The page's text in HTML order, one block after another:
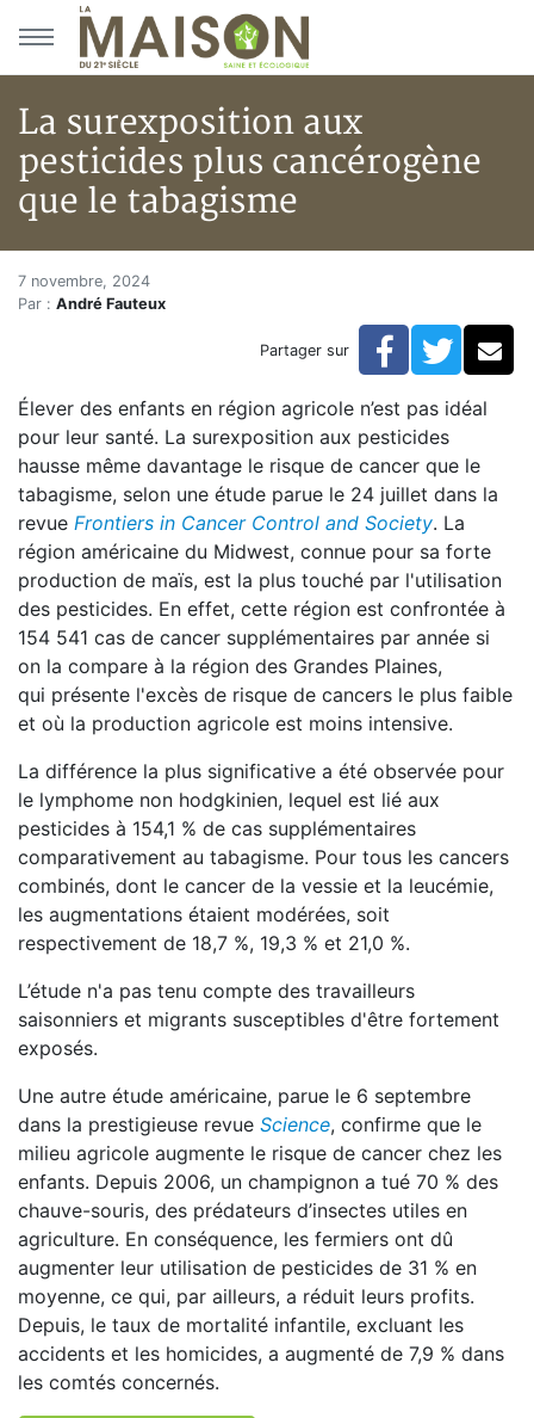
Aller au menu principal
Aller au contenu principal
La surexposition aux
pesticides plus cancérogène
que le tabagisme
Accueil
Articles
La surexposition aux pesticides plus cancérogène
La surexposition aux
7 novembre, 2024
Par : André Fauteux
Partager sur Facebook
Élever des enfants en région agricole n’est pas idéal
pour leur santé. La surexposition aux pesticides
hausse même davantage le risque de cancer que le
tabagisme, selon une étude parue le 24 juillet dans la
revue Frontiers in Cancer Control and Society. La
région américaine du Midwest, connue pour sa forte
production de maïs, est la plus touché par l'utilisation
des pesticides. En effet, cette région est confrontée à
154 541 cas de cancer supplémentaires par année si
on la compare à la région des Grandes Plaines,
qui présente l'excès de risque de cancers le plus faible
et où la production agricole est moins intensive.
La différence la plus significative a été observée pour
le lymphome non hodgkinien, lequel est lié aux
pesticides à 154,1 % de cas supplémentaires
comparativement au tabagisme. Pour tous les cancers
combinés, dont le cancer de la vessie et la leucémie,
les augmentations étaient modérées, soit
respectivement de 18,7 %, 19,3 % et 21,0 %.
L’étude n'a pas tenu compte des travailleurs
saisonniers et migrants susceptibles d'être fortement
exposés.
Une autre étude américaine, parue le 6 septembre
dans la prestigieuse revue Science, confirme que le
milieu agricole augmente le risque de cancer chez les
enfants. Depuis 2006, un champignon a tué 70 % des
chauve-souris, des prédateurs d’insectes utiles en
agriculture. En conséquence, les fermiers ont dû
augmenter leur utilisation de pesticides de 31 % en
moyenne, ce qui, par ailleurs, a réduit leurs profits.
Depuis, le taux de mortalité infantile, excluant les
accidents et les homicides, a augmenté de 7,9 % dans
les comtés concernés.